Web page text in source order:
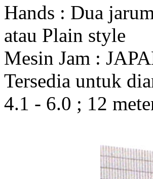
Hands : Dua
atau Plain style
Mesin Jam :
Tersedia untuk
4.1 - 6.0 ; 12